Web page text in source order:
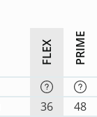
FLEX PRIME
36
48